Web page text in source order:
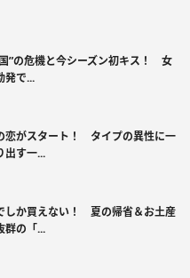
”の危機と今シーズン初キス！ 女
発で...
恋がスタート！ タイプの異性に一
す一...
しか買えない！ 夏の帰省＆お土産
群の「...